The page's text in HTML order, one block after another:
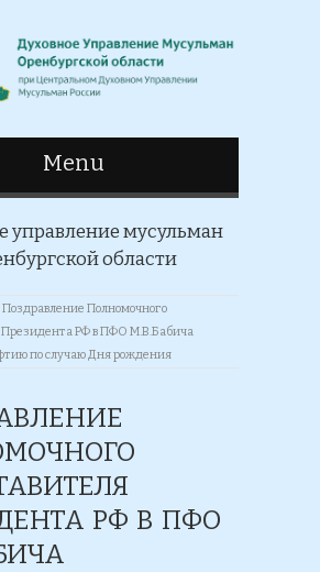
Menu
управление мусульман
области
Поздравление Полномочного
Президента РФ в ПФО М.В.Бабича
по случаю Дня рождения
РФ В ПФО